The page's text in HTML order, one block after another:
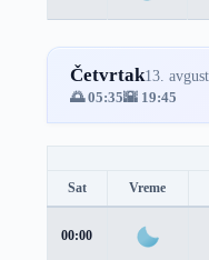
Četvrtak13. avgust
🌅 05:35🌇 19:45
Sat Vreme
00:00